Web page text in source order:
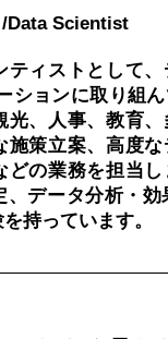
Data Scientist
ティストとして
ションに取り組
光、人事、教育
施策立案、高度
どの業務を担当
、データ分析・効
持っています。